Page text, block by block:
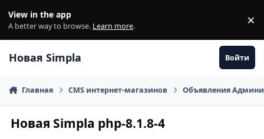
View in the app
A better way to browse. Learn more. ×
Новая Simpla Войти
Главная CMS интернет-магазинов Объявления
Новая Simpla php-8.1.8-4